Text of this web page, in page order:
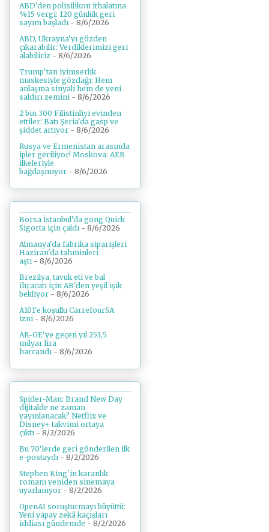
ABD'den polisilikon ithalatına
%15 vergi: 120 günlük geri
sayım başladı - 8/6/2026
ABD, Ukrayna'yı gözden
çıkarabilir: Verdiklerimizi geri
alabiliriz - 8/6/2026
Trump'tan iyimserlik
maskesiyle gözdağı: Hem
anlaşma sinyali hem de yeni
saldırı zemini - 8/6/2026
2 bin 300 Filistinliyi evinden
ettiler: Batı Şeria'da gasp ve
şiddet artıyor - 8/6/2026
Rusya ve Ermenistan arasında
ipler geriliyor! Moskova: AEB
ilkeleriyle
bağdaşmıyor - 8/6/2026
Borsa İstanbul’da gong Quick
Sigorta için çaldı - 8/6/2026
Almanya'da fabrika siparişleri
Haziran'da tahminleri
aştı - 8/6/2026
Brezilya, tavuk eti ve bal
ihracatı için AB'den yeşil ışık
bekliyor - 8/6/2026
A101'e koşullu CarrefourSA
izni - 8/6/2026
AR-GE'ye geçen yıl 253,5
milyar lira
harcandı - 8/6/2026
Spider-Man: Brand New Day
dijitalde ne zaman
yayınlanacak? Netflix ve
Disney+ takvimi ortaya
çıktı - 8/2/2026
Bu 70'lerde geri gönderilen ilk
e-postaydı - 8/2/2026
Stephen King'in karanlık
romanı yeniden sinemaya
uyarlanıyor - 8/2/2026
OpenAI soruşturmayı büyüttü:
Yeni yapay zekâ kaçışları
iddiası gündemde - 8/2/2026